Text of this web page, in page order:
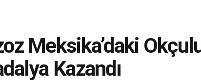
Meksika’daki
Kazandı